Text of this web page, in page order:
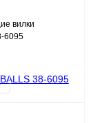
вилки
6095